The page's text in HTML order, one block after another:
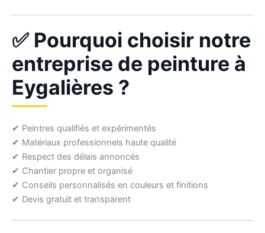
✅ Pourquoi choisir notre
entreprise de peinture à
Eygalières ?
✔ Peintres qualifiés et expérimentés
✔ Matériaux professionnels haute qualité
✔ Respect des délais annoncés
✔ Chantier propre et organisé
✔ Conseils personnalisés en couleurs et finitions
✔ Devis gratuit et transparent